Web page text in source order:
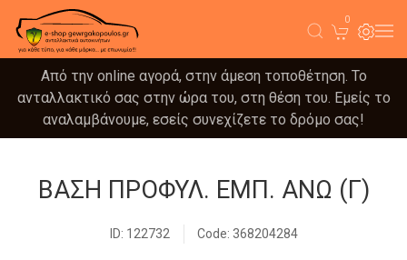
0
Από την online αγορά, στην άμεση τοποθέτηση. Το
ανταλλακτικό σας στην ώρα του, στη θέση του. Εμείς το
αναλαμβάνουμε, εσείς συνεχίζετε το δρόμο σας!
ΒΑΣΗ ΠΡΟΦΥΛ. ΕΜΠ. ΑΝΩ (Γ)
ID: 122732 Code: 368204284